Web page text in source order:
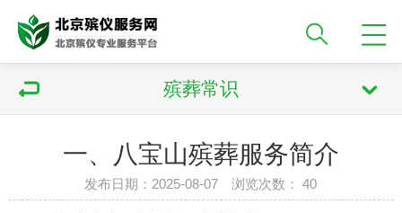
殡葬常识
一、八宝山殡葬服务简介
发布日期：2025-08-07 浏览次数：40